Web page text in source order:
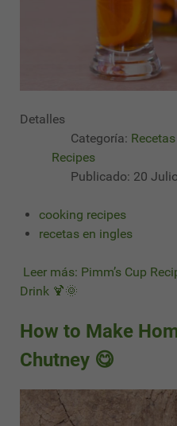
Detalles
Categoría:
Recipes
Publicado: 20
cooking recipes
recetas en ingles
Leer más: Pimm’s Cup
Drink 🍹🌞
How to Make
Chutney 😋